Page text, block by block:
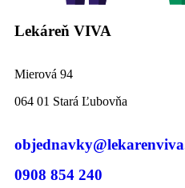
Lekáreň VIVA
Mierová 94
064 01 Stará Ľubovňa
0908 854 240